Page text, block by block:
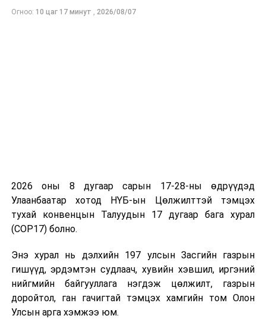
Огноо: 10 цаг 17 минут , 2026/08/07
2026 оны 8 дугаар сарын 17-28-ны өдрүүдэд
Улаанбаатар хотод НҮБ-ын Цөлжилттэй тэмцэх
тухай конвенцын Талуудын 17 дугаар бага хурал
(COP17) болно.
Энэ хурал нь дэлхийн 197 улсын Засгийн газрын
гишүүд, эрдэмтэн судлаач, хувийн хэвшил, иргэний
нийгмийн байгууллага нэгдэж цөлжилт, газрын
доройтол, ган гачигтай тэмцэх хамгийн том Олон
Улсын арга хэмжээ юм.